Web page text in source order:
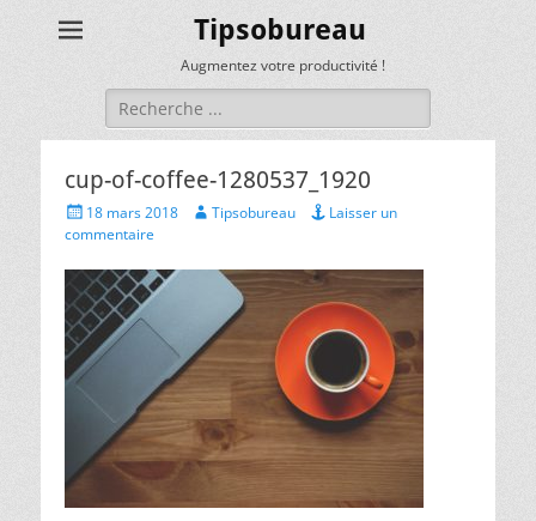
Tipsobureau
Augmentez votre productivité !
Rechercher :
cup-of-coffee-1280537_1920
Posted
on
18 mars 2018 Author
Tipsobureau
Laisser un
commentaire